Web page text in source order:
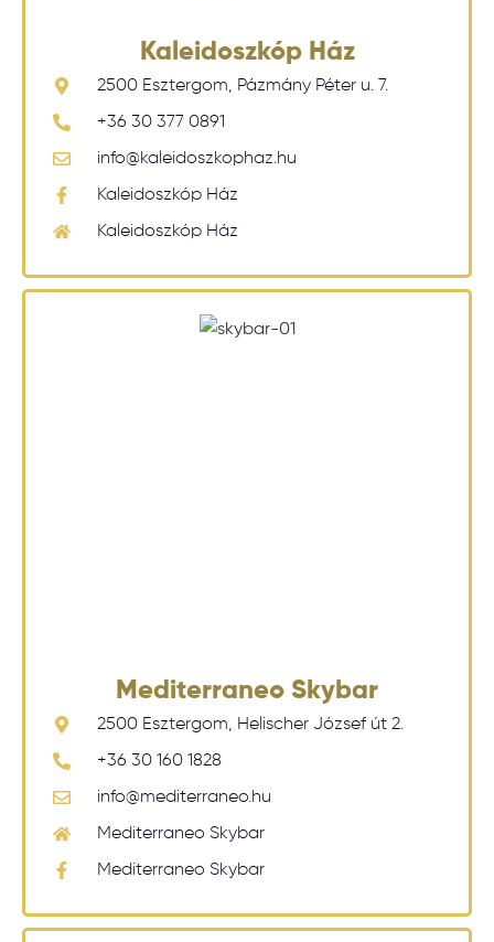
Kaleidoszkóp Ház
2500 Esztergom, Pázmány Péter u. 7.
+36 30 377 0891
info@kaleidoszkophaz.hu
Kaleidoszkóp Ház
Kaleidoszkóp Ház
Mediterraneo Skybar
2500 Esztergom, Helischer József út 2.
+36 30 160 1828
info@mediterraneo.hu
Mediterraneo Skybar
Mediterraneo Skybar